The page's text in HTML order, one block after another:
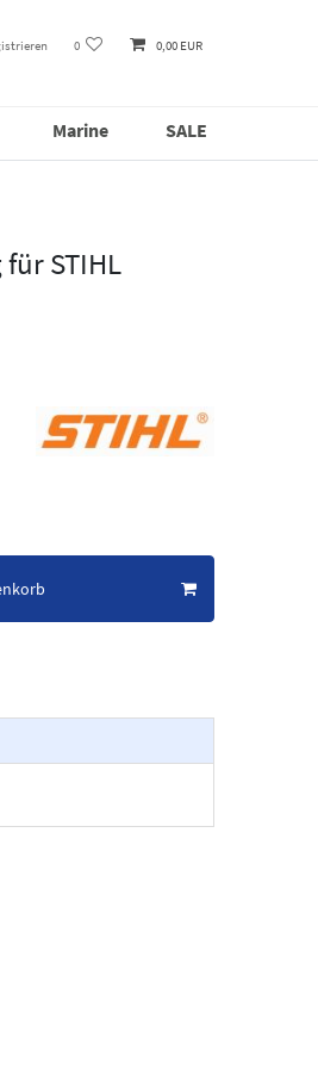
0 0,00 EUR
Marine SALE
STIHL